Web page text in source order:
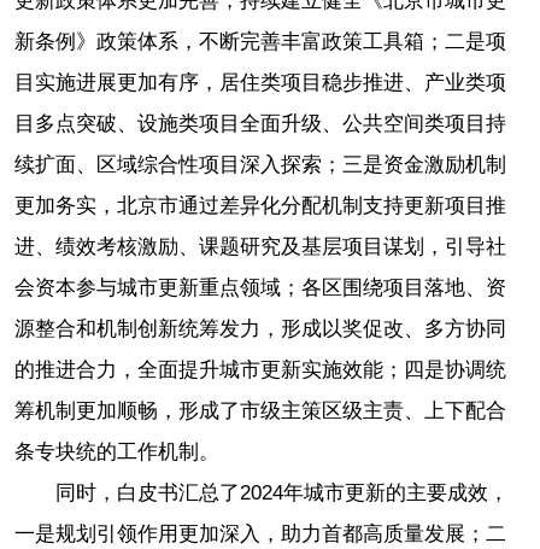
新条例》政策体系，不断完善丰富政策工具箱；二是项
目实施进展更加有序，居住类项目稳步推进、产业类项
目多点突破、设施类项目全面升级、公共空间类项目持
续扩面、区域综合性项目深入探索；三是资金激励机制
更加务实，北京市通过差异化分配机制支持更新项目推
进、绩效考核激励、课题研究及基层项目谋划，引导社
会资本参与城市更新重点领域；各区围绕项目落地、资
源整合和机制创新统筹发力，形成以奖促改、多方协同
的推进合力，全面提升城市更新实施效能；四是协调统
筹机制更加顺畅，形成了市级主策区级主责、上下配合
条专块统的工作机制。
同时，白皮书汇总了2024年城市更新的主要成效，
一是规划引领作用更加深入，助力首都高质量发展；二